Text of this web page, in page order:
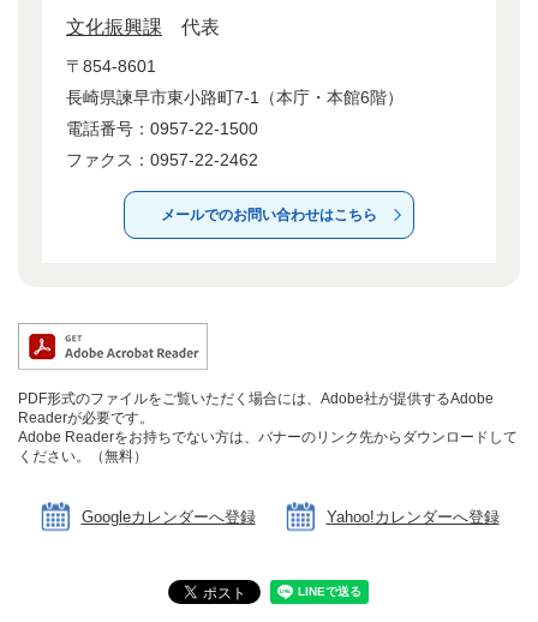
文化振興課 代表
〒854-8601
長崎県諫早市東小路町7-1（本庁・本館6階）
電話番号：0957-22-1500
ファクス：0957-22-2462
メールでのお問い合わせはこちら
PDF形式のファイルをご覧いただく場合には、Adobe社が提供するAdobe
Readerが必要です。
Adobe Readerをお持ちでない方は、バナーのリンク先からダウンロードして
ください。（無料）
Googleカレンダーへ登録 Yahoo!カレンダーへ登録